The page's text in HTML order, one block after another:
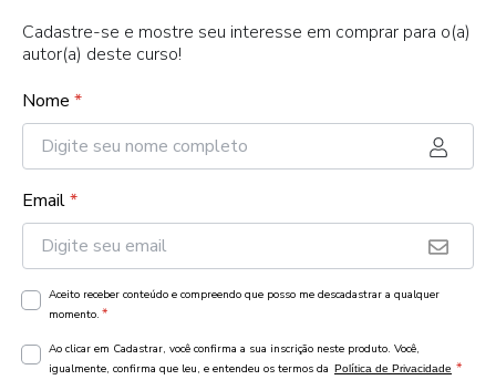
Cadastre-se e mostre seu interesse em comprar para o(a)
autor(a) deste curso!
Nome *
Email*
Aceito receber conteúdo e compreendo que posso me descadastrar a qualquer
momento. *
Ao clicar em Cadastrar, você confirma a sua inscrição neste produto. Você,
igualmente, confirma que leu, e entendeu os termos da Política de Privacidade *